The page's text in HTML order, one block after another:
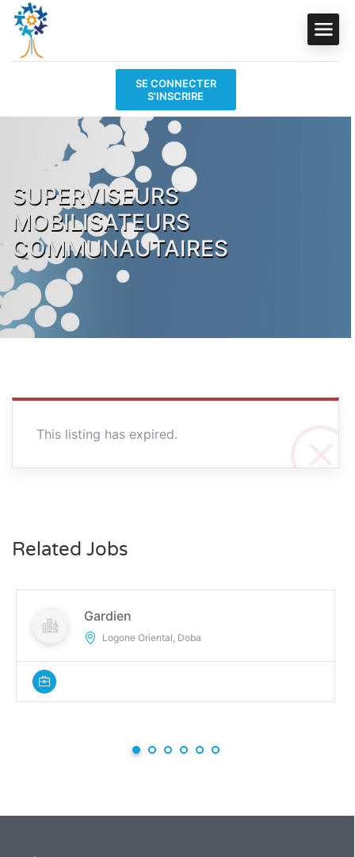
SE CONNECTER
S'INSCRIRE
SUPERVISEURS
MOBILISATEURS
COMMUNAUTAIRES
This listing has expired.
Related Jobs
Gardien
Logone Oriental, Doba